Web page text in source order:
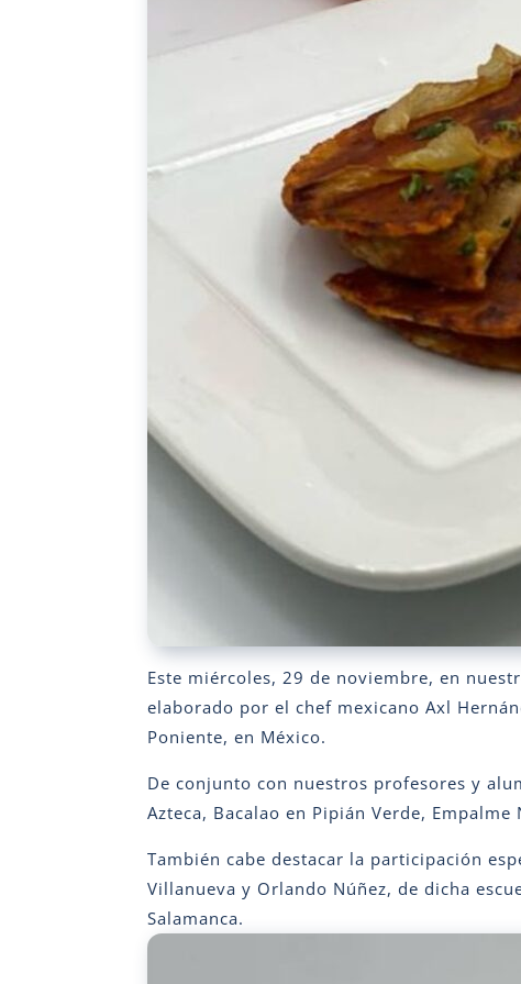
Este miércoles, 29 de noviembre, en
elaborado por el chef mexicano Axl
Poniente, en México.
De conjunto con nuestros profesores y
Azteca, Bacalao en Pipián Verde,
También cabe destacar la participación
Villanueva y Orlando Núñez, de dicha
Salamanca.